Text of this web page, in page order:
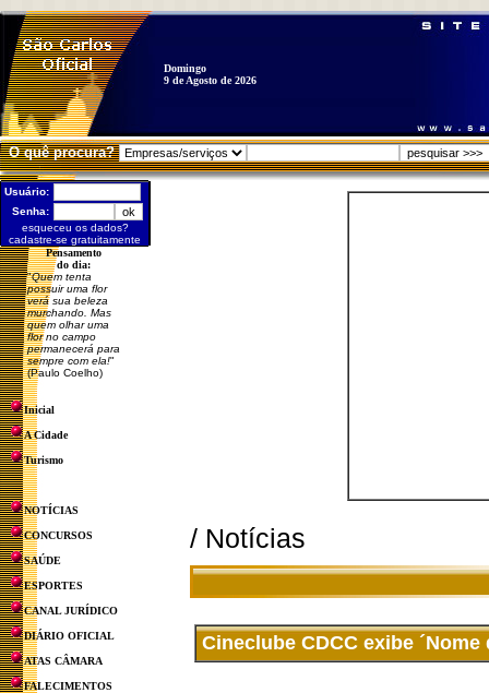
Domingo
9 de Agosto de 2026
O quê procura?
Usuário:
Senha:
esqueceu os dados?
cadastre-se gratuitamente
Pensamento
do dia:
"Quem tenta
possuir uma flor
verá sua beleza
murchando. Mas
quem olhar uma
flor no campo
permanecerá para
sempre com ela!"
(Paulo Coelho)
Inicial
A Cidade
Turismo
NOTÍCIAS
CONCURSOS
SAÚDE
ESPORTES
CANAL JURÍDICO
DIÁRIO OFICIAL
ATAS CÂMARA
FALECIMENTOS
/ Notícias
Cineclube CDCC exibe